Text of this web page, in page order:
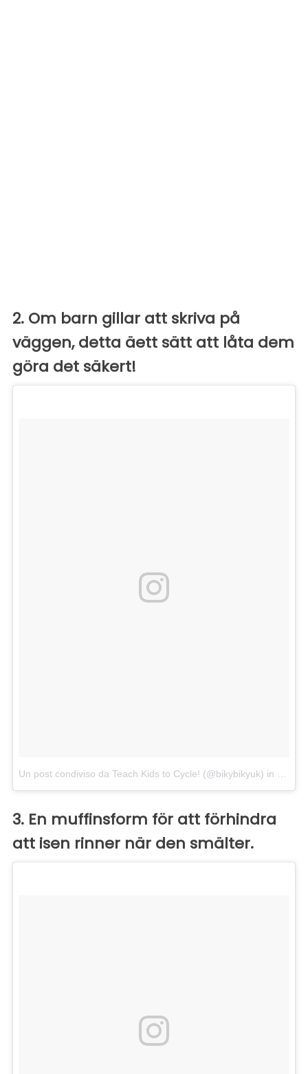
2. Om barn gillar att skriva på
väggen, detta äett sätt att låta dem
göra det säkert!
Un post condiviso da Teach Kids to Cycle! (@bikybikyuk) in data:
3. En muffinsform för att förhindra
att isen rinner när den smälter.